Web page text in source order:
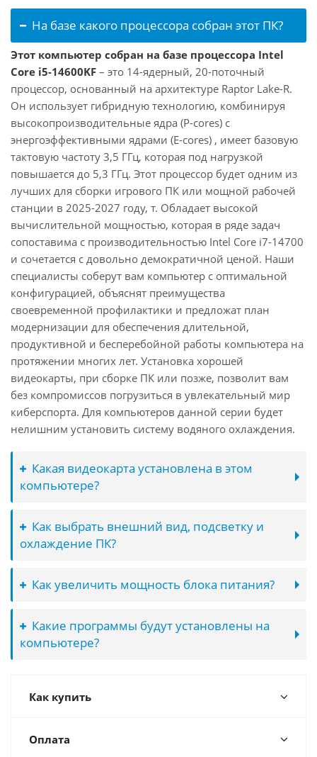
На базе какого процессора собран этот ПК?
Этот компьютер собран на базе процессора Intel
Core i5-14600KF – это 14-ядерный, 20-поточный
процессор, основанный на архитектуре Raptor Lake-R.
Он использует гибридную технологию, комбинируя
высокопроизводительные ядра (P-cores) с
энергоэффективными ядрами (E-cores) , имеет базовую
тактовую частоту 3,5 ГГц, которая под нагрузкой
повышается до 5,3 ГГц. Этот процессор будет одним из
лучших для сборки игрового ПК или мощной рабочей
станции в 2025-2027 году, т. Обладает высокой
вычислительной мощностью, которая в ряде задач
сопоставима с производительностью Intel Core i7-14700
и сочетается с довольно демократичной ценой. Наши
специалисты соберут вам компьютер с оптимальной
конфигурацией, объяснят преимущества
своевременной профилактики и предложат план
модернизации для обеспечения длительной,
продуктивной и бесперебойной работы компьютера на
протяжении многих лет. Установка хорошей
видеокарты, при сборке ПК или позже, позволит вам
без компромиссов погрузиться в увлекательный мир
киберспорта. Для компьютеров данной серии будет
нелишним установить систему водяного охлаждения.
Какая видеокарта установлена в этом
компьютере?
Как выбрать внешний вид, подсветку и
охлаждение ПК?
Как увеличить мощность блока питания?
Какие программы будут установлены на
компьютере?
Как купить
Оплата